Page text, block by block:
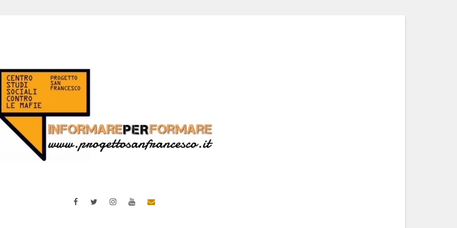
FacebookTwitterInstagramYouTubeEmail